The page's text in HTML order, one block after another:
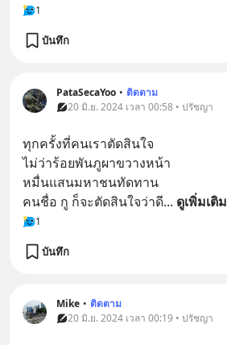
1
บันทึก
PataSecaYoo • ติดตาม
20 มิ.ย. 2024 เวลา 00:58 • ปรัชญา
ทุกครั้งที่คนเราตัดสินใจ
ไม่ว่าร้อยพันภูผาขวางหน้า
หมื่นแสนมหาชนทัดทาน
คนชื่อ กู ก็จะตัดสินใจว่าดี... ดูเพิ่มเติม
1
บันทึก
Mike • ติดตาม
20 มิ.ย. 2024 เวลา 00:19 • ปรัชญา